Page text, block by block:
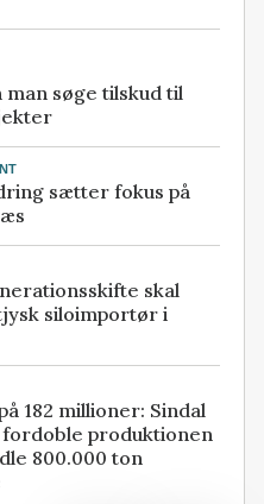
man søge tilskud til
sætter fokus på
skal
siloimportør i
182 millioner: Sindal
fordoble produktionen
800.000 ton